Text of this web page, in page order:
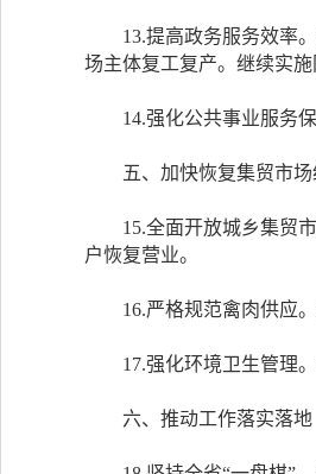
13.提高政务服务效率。
场主体复工复产。继续实
14.强化公共事业服务保
五、加快恢复集贸市场
15.全面开放城乡集贸市
户恢复营业。
16.严格规范禽肉供应。
17.强化环境卫生管理。
六、推动工作落实落地